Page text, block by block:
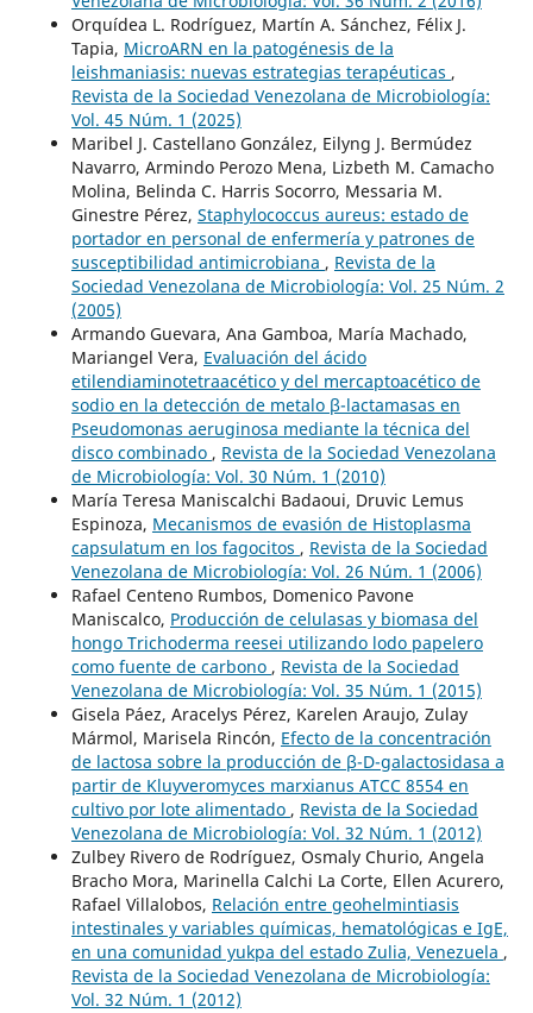
Orquídea L. Rodríguez, Martín A. Sánchez, Félix J.
Tapia, MicroARN en la patogénesis de la
leishmaniasis: nuevas estrategias terapéuticas ,
Revista de la Sociedad Venezolana de Microbiología:
Vol. 45 Núm. 1 (2025)
Maribel J. Castellano González, Eilyng J. Bermúdez
Navarro, Armindo Perozo Mena, Lizbeth M. Camacho
Molina, Belinda C. Harris Socorro, Messaria M.
Ginestre Pérez, Staphylococcus aureus: estado de
portador en personal de enfermería y patrones de
susceptibilidad antimicrobiana , Revista de la
Sociedad Venezolana de Microbiología: Vol. 25 Núm. 2
(2005)
Armando Guevara, Ana Gamboa, María Machado,
Mariangel Vera, Evaluación del ácido
etilendiaminotetraacético y del mercaptoacético de
sodio en la detección de metalo β-lactamasas en
Pseudomonas aeruginosa mediante la técnica del
disco combinado , Revista de la Sociedad Venezolana
de Microbiología: Vol. 30 Núm. 1 (2010)
María Teresa Maniscalchi Badaoui, Druvic Lemus
Espinoza, Mecanismos de evasión de Histoplasma
capsulatum en los fagocitos , Revista de la Sociedad
Venezolana de Microbiología: Vol. 26 Núm. 1 (2006)
Rafael Centeno Rumbos, Domenico Pavone
Maniscalco, Producción de celulasas y biomasa del
hongo Trichoderma reesei utilizando lodo papelero
como fuente de carbono , Revista de la Sociedad
Venezolana de Microbiología: Vol. 35 Núm. 1 (2015)
Gisela Páez, Aracelys Pérez, Karelen Araujo, Zulay
Mármol, Marisela Rincón, Efecto de la concentración
de lactosa sobre la producción de β-D-galactosidasa a
partir de Kluyveromyces marxianus ATCC 8554 en
cultivo por lote alimentado , Revista de la Sociedad
Venezolana de Microbiología: Vol. 32 Núm. 1 (2012)
Zulbey Rivero de Rodríguez, Osmaly Churio, Angela
Bracho Mora, Marinella Calchi La Corte, Ellen Acurero,
Rafael Villalobos, Relación entre geohelmintiasis
intestinales y variables químicas, hematológicas e IgE,
en una comunidad yukpa del estado Zulia, Venezuela ,
Revista de la Sociedad Venezolana de Microbiología:
Vol. 32 Núm. 1 (2012)